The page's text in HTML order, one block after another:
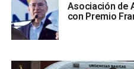
Asociación de
con Premio